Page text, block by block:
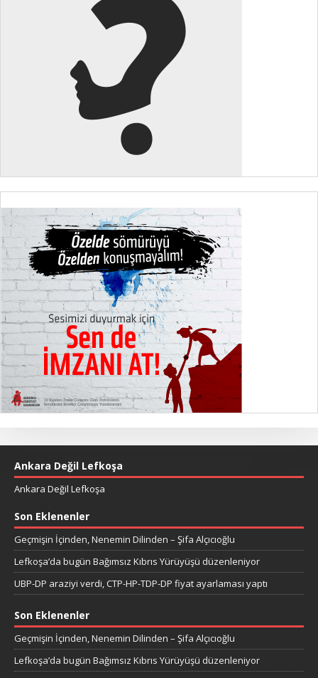
Ankara Değil Lefkoşa
Ankara Değil Lefkoşa
Son Eklenenler
Geçmişin İçinden, Nenemin Dilinden – Şifa Alçıcıoğlu
Lefkoşa’da bugün Bağımsız Kıbrıs Yürüyüşü düzenleniyor
UBP-DP araziyi verdi, CTP-HP-TDP-DP fiyat ayarlaması yaptı
Son Eklenenler
Geçmişin İçinden, Nenemin Dilinden – Şifa Alçıcıoğlu
Lefkoşa’da bugün Bağımsız Kıbrıs Yürüyüşü düzenleniyor